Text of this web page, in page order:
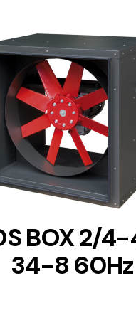
DETAILS
BOX 2/
34-8 60Hz